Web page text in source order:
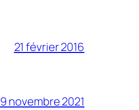
21 février 2016
9 novembre 2021